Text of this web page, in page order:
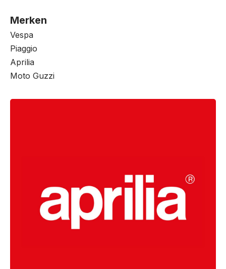
Merken
Vespa
Piaggio
Aprilia
Moto Guzzi